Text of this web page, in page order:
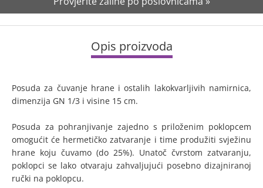
Opis proizvoda
Posuda za čuvanje hrane i ostalih lakokvarljivih namirnica,
dimenzija GN 1/3 i visine 15 cm.
Posuda za pohranjivanje zajedno s priloženim poklopcem
omogućit će hermetičko zatvaranje i time produžiti svježinu
hrane koju čuvamo (do 25%). Unatoč čvrstom zatvaranju,
poklopci se lako otvaraju zahvaljujući posebno dizajniranoj
ručki na poklopcu.